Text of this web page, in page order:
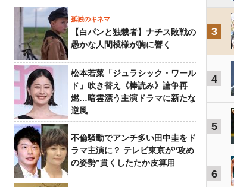
孤独のキネマ
【白パンと独裁者】ナチス敗戦の
愚かな人間模様が胸に響く
松本若菜「ジュラシック・ワール
ド」吹き替え《棒読み》論争再
燃…暗雲漂う主演ドラマに新たな
逆風
不倫騒動でアンチ多い田中圭をド
ラマ主演に？ テレビ東京が“攻め
の姿勢”貫くしたたか皮算用
3
4
5
6